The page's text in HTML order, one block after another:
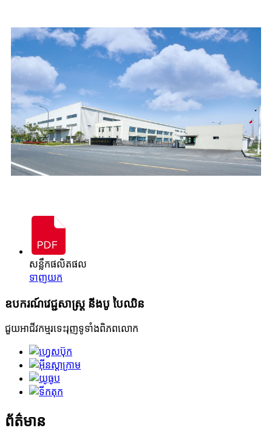
សន្លឹកផលិតផល
ទាញយក
ឧបករណ៍វេជ្ជសាស្ត្រ នីងបូ បៃឈិន
ជួយអាជីវកម្មរទេះរុញទូទាំងពិភពលោក
ព័ត៌មាន